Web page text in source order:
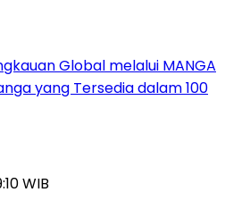
Global melalui MANGA
yang Tersedia dalam 100
WIB